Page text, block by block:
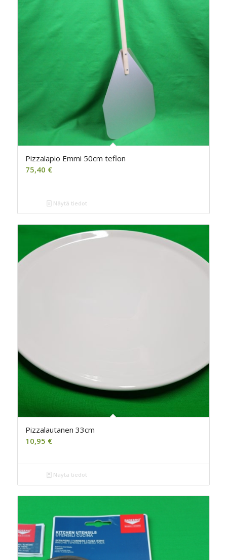
Pizzalapio Emmi 50cm teflon
75,40 €
Näytä tiedot
Pizzalautanen 33cm
10,95 €
Näytä tiedot